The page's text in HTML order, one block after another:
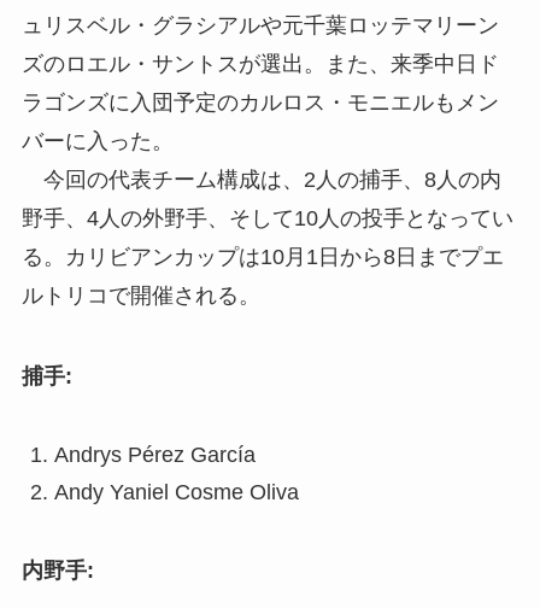
ュリスベル・グラシアルや元千葉ロッテマリーン
ズのロエル・サントスが選出。また、来季中日ド
ラゴンズに入団予定のカルロス・モニエルもメン
バーに入った。
今回の代表チーム構成は、2人の捕手、8人の内
野手、4人の外野手、そして10人の投手となってい
る。カリビアンカップは10月1日から8日までプエ
ルトリコで開催される。
捕手:
Andrys Pérez García
Andy Yaniel Cosme Oliva
内野手: